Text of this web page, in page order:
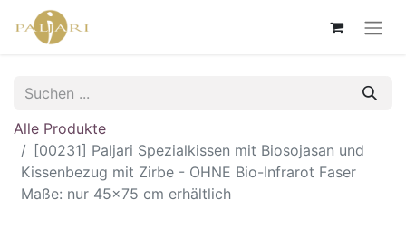
Alle Produkte
[00231] Paljari Spezialkissen mit Biosojasan und
Kissenbezug mit Zirbe - OHNE Bio-Infrarot Faser
Maße: nur 45x75 cm erhältlich